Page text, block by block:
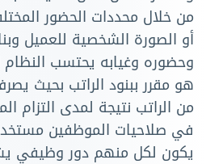
من خلال محددات الحضور
أو الصورة الشخصية للعميل
وحضوره وغيابه يحتسب النظام
هو مقرر ببنود الراتب بحيث
من الراتب نتيجة لمدى التزام
في صلاحيات الموظفين
يكون لكل منهم دور وظيفي